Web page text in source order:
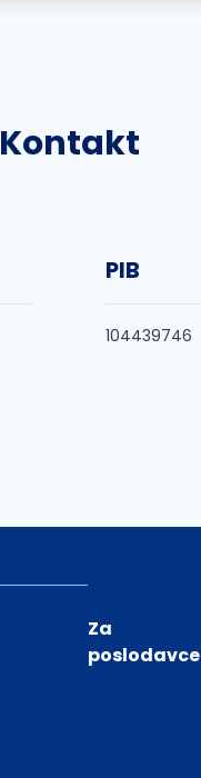
Kontakt
PIB
104439746
Za
poslodavce